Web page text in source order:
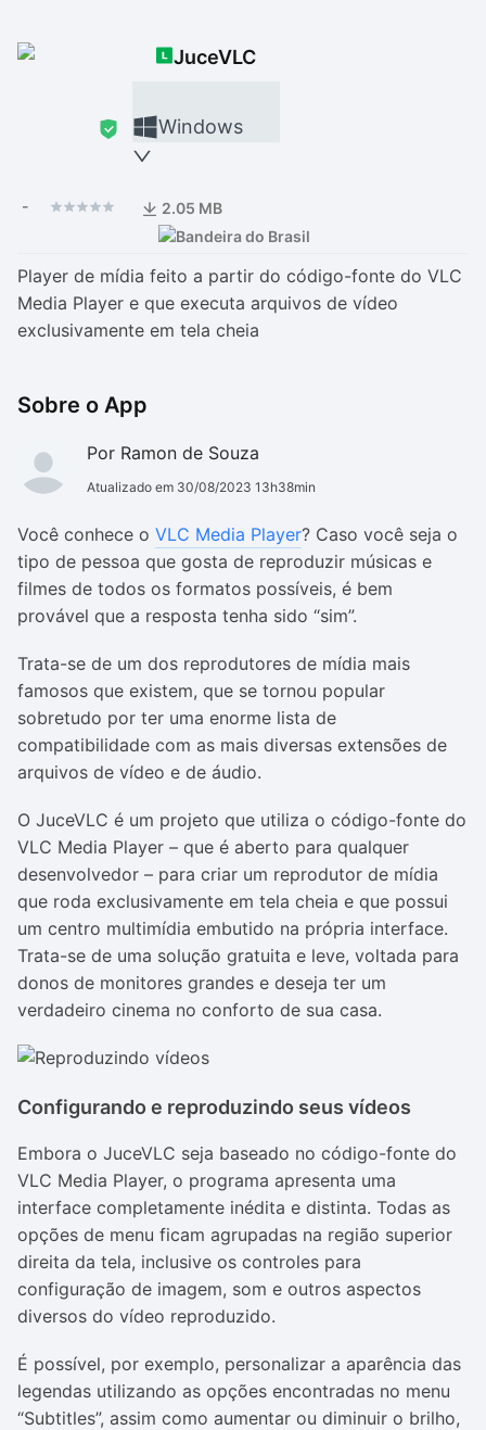
JuceVLC
Windows
- 2.05 MB
Player de mídia feito a partir do código-fonte do VLC
Media Player e que executa arquivos de vídeo
exclusivamente em tela cheia
Sobre o App
Por Ramon de Souza
Atualizado em 30/08/2023 13h38min
Você conhece o VLC Media Player? Caso você seja o
tipo de pessoa que gosta de reproduzir músicas e
filmes de todos os formatos possíveis, é bem
provável que a resposta tenha sido “sim”.
Trata-se de um dos reprodutores de mídia mais
famosos que existem, que se tornou popular
sobretudo por ter uma enorme lista de
compatibilidade com as mais diversas extensões de
arquivos de vídeo e de áudio.
O JuceVLC é um projeto que utiliza o código-fonte do
VLC Media Player – que é aberto para qualquer
desenvolvedor – para criar um reprodutor de mídia
que roda exclusivamente em tela cheia e que possui
um centro multimídia embutido na própria interface.
Trata-se de uma solução gratuita e leve, voltada para
donos de monitores grandes e deseja ter um
verdadeiro cinema no conforto de sua casa.
Configurando e reproduzindo seus vídeos
Embora o JuceVLC seja baseado no código-fonte do
VLC Media Player, o programa apresenta uma
interface completamente inédita e distinta. Todas as
opções de menu ficam agrupadas na região superior
direita da tela, inclusive os controles para
configuração de imagem, som e outros aspectos
diversos do vídeo reproduzido.
É possível, por exemplo, personalizar a aparência das
legendas utilizando as opções encontradas no menu
“Subtitles”, assim como aumentar ou diminuir o brilho,